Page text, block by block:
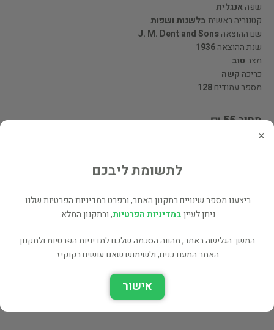
שפהאנגלית
קטגוריה ראשיתבלשנות ושפות
שם ההוצאהJ. M. Dent and Sons
שנת ההוצאה1936
מצבטוב
כריכה קשה
מספר עמודים128
מחיר 55 ₪
המחיר כולל משלוח
מעוניינים לרכוש את הספר? לחצו כאן
×
לתשומת ליבכם
ביצענו מספר שינויים בתקנון האתר, ובפרט במדיניות הפרטיות שלנו.
ניתן לעייןבמדיניות הפרטיות, ובתקנון המלא.
המשך הגלישה באתר, מהווה הסכמה שלכם למדיניות הפרטיות ולתקנון
האתר המעודכנים, ולשימוש שאנו עושים בקוקיז.
אישור